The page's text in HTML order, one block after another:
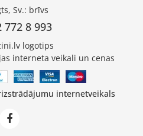
Sv.: brīvs
772 8 993
internetveikals